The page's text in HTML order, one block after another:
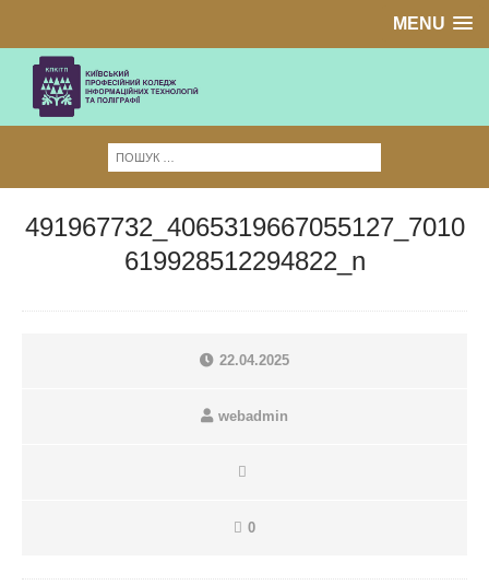
MENU
491967732_4065319667055127_7010
619928512294822_n
22.04.2025
webadmin
0